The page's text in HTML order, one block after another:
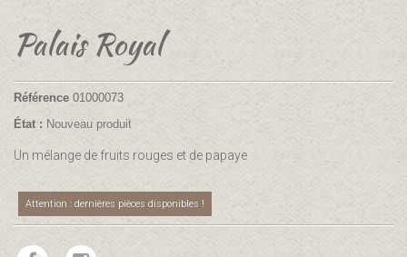
Palais Royal
Référence 01000073
État : Nouveau produit
Un mélange de fruits rouges et de papaye
Attention : dernières pièces disponibles !